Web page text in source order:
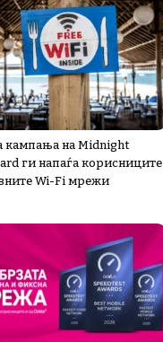
кампања на Midnight
ги напаѓа корисниците
Wi-Fi мрежи